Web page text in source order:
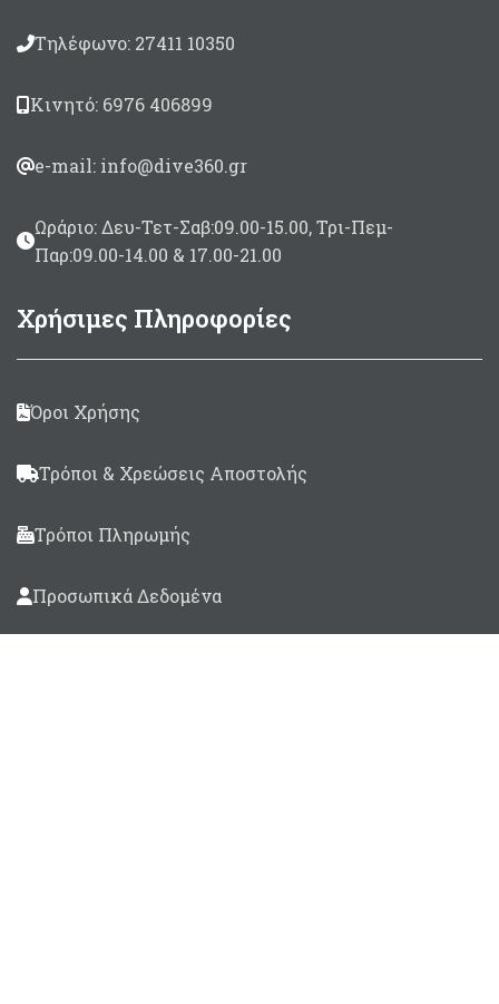
Τηλέφωνο: 27411 10350
Κινητό: 6976 406899
e-mail: info@dive360.gr
Ωράριο: Δευ-Τετ-Σαβ:09.00-15.00, Τρι-Πεμ-
Παρ:09.00-14.00 & 17.00-21.00
Χρήσιμες Πληροφορίες
Όροι Χρήσης
Τρόποι & Χρεώσεις Αποστολής
Τρόποι Πληρωμής
Προσωπικά Δεδομένα